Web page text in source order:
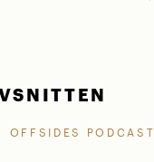
OFFSIDES PODCAST